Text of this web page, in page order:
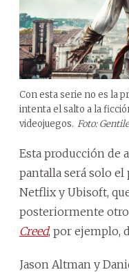
Con esta serie no es la
intenta el salto a la
videojuegos. Foto:
Esta producción de
pantalla será solo
Netflix y Ubisoft,
posteriormente
Creed, por ejemplo,
Jason Altman y